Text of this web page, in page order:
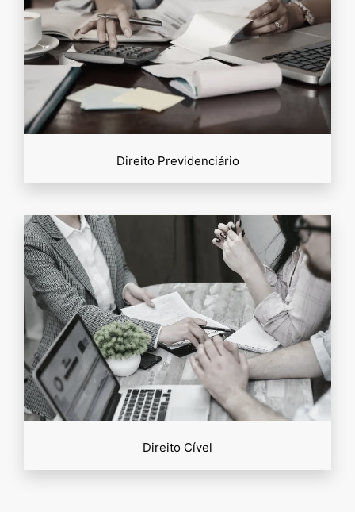
Direito Previdenciário
Direito Cível